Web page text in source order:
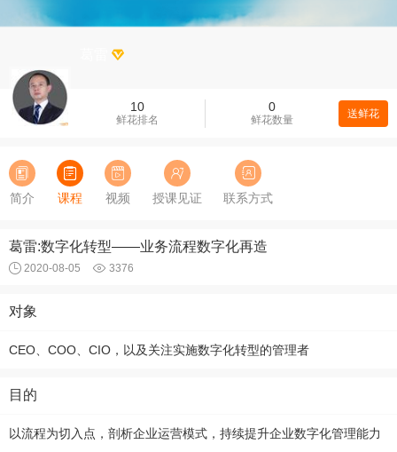
10
鲜花排名
0
鲜花数量 送鲜花
简介 课程 视频 授课见证 联系方式
葛雷:数字化转型——业务流程数字化再造
2020-08-05 3376
对象
CEO、COO、CIO，以及关注实施数字化转型的管理者
目的
以流程为切入点，剖析企业运营模式，持续提升企业数字化管理能力